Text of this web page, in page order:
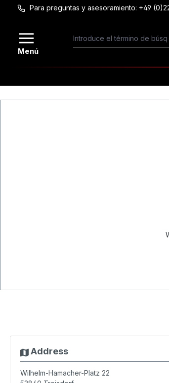
Saltar al contenido principal
Para preguntas y asesoramiento: +49
Menú
Address
Wilhelm-Hamacher-Platz 22